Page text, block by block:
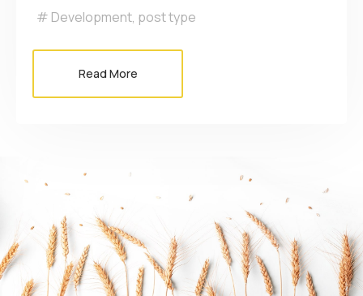
Development, post type
Read More